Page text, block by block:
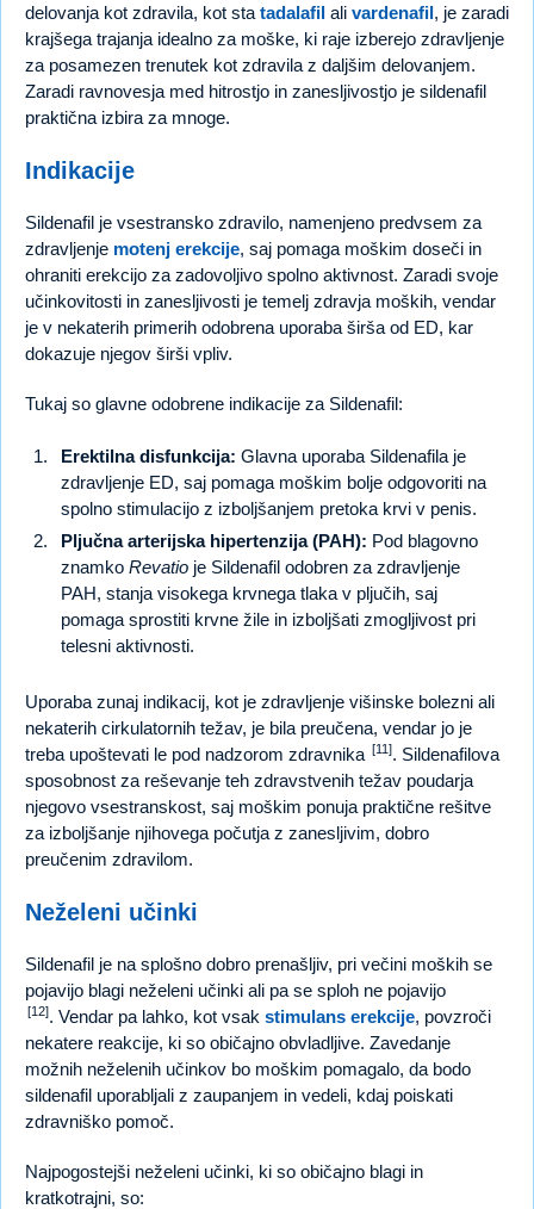
delovanja kot zdravila, kot sta tadalafil ali vardenafil, je zaradi
krajšega trajanja idealno za moške, ki raje izberejo zdravljenje
za posamezen trenutek kot zdravila z daljšim delovanjem.
Zaradi ravnovesja med hitrostjo in zanesljivostjo je sildenafil
praktična izbira za mnoge.
Indikacije
Sildenafil je vsestransko zdravilo, namenjeno predvsem za
zdravljenje motenj erekcije, saj pomaga moškim doseči in
ohraniti erekcijo za zadovoljivo spolno aktivnost. Zaradi svoje
učinkovitosti in zanesljivosti je temelj zdravja moških, vendar
je v nekaterih primerih odobrena uporaba širša od ED, kar
dokazuje njegov širši vpliv.
Tukaj so glavne odobrene indikacije za Sildenafil:
Erektilna disfunkcija: Glavna uporaba Sildenafila je
zdravljenje ED, saj pomaga moškim bolje odgovoriti na
spolno stimulacijo z izboljšanjem pretoka krvi v penis.
Pljučna arterijska hipertenzija (PAH): Pod blagovno
znamko Revatio je Sildenafil odobren za zdravljenje
PAH, stanja visokega krvnega tlaka v pljučih, saj
pomaga sprostiti krvne žile in izboljšati zmogljivost pri
telesni aktivnosti.
Uporaba zunaj indikacij, kot je zdravljenje višinske bolezni ali
nekaterih cirkulatornih težav, je bila preučena, vendar jo je
treba upoštevati le pod nadzorom zdravnika [11]. Sildenafilova
sposobnost za reševanje teh zdravstvenih težav poudarja
njegovo vsestranskost, saj moškim ponuja praktične rešitve
za izboljšanje njihovega počutja z zanesljivim, dobro
preučenim zdravilom.
Neželeni učinki
Sildenafil je na splošno dobro prenašljiv, pri večini moških se
pojavijo blagi neželeni učinki ali pa se sploh ne pojavijo
[12]. Vendar pa lahko, kot vsak stimulans erekcije, povzroči
nekatere reakcije, ki so običajno obvladljive. Zavedanje
možnih neželenih učinkov bo moškim pomagalo, da bodo
sildenafil uporabljali z zaupanjem in vedeli, kdaj poiskati
zdravniško pomoč.
Najpogostejši neželeni učinki, ki so običajno blagi in
kratkotrajni, so: